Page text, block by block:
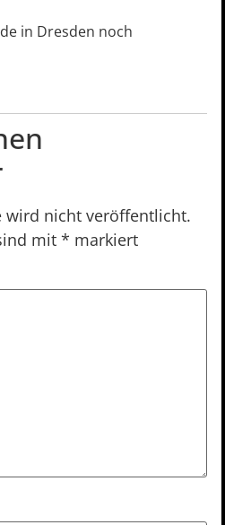
in Dresden noch
wird nicht veröffentlicht.
mit * markiert